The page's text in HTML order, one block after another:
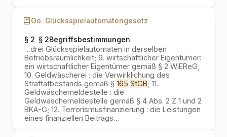
Oö. Glücksspielautomatengesetz
§ 2 § 2Begriffsbestimmungen
…drei Glücksspielautomaten in derselben
Betriebsräumlichkeit; 9. wirtschaftlicher Eigentümer:
ein wirtschaftlicher Eigentümer gemäß § 2 WiEReG;
10. Geldwäscherei : die Verwirklichung des
Straftatbestands gemäß § 165 StGB; 11.
Geldwäschemeldestelle : die
Geldwäschemeldestelle gemäß § 4 Abs. 2 Z 1 und 2
BKA-G; 12. Terrorismusfinanzierung : die Leistungen
eines finanziellen Beitrags…